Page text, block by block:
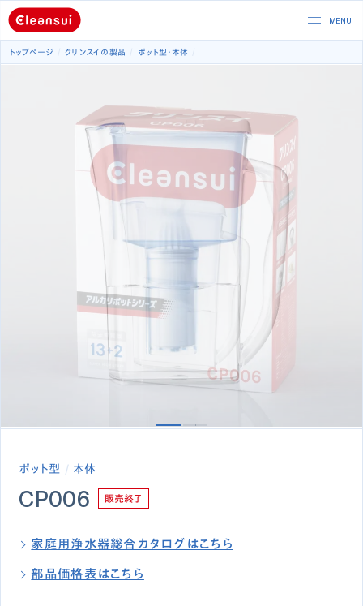
トップページ クリンスイの製品 ポット型 本体
ポット型 本体
CP006 販売終了
家庭用浄水器総合カタログはこちら
部品価格表はこちら